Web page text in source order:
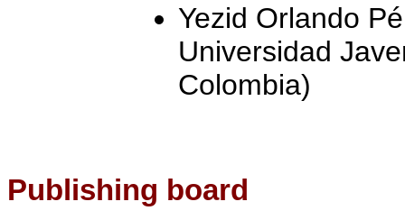
Yezid Orlando
Universidad
Colombia)
Publishing board